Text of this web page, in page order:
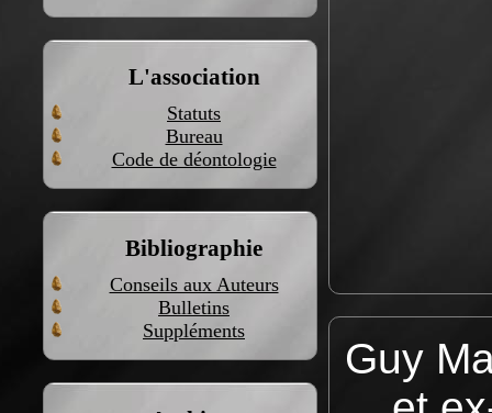
L'association
Statuts
Bureau
Code de déontologie
Bibliographie
Conseils aux Auteurs
Bulletins
Suppléments
Guy